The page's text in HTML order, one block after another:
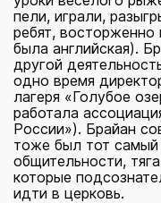
пели, играли,
ребят,
была английская).
другой
одно время
лагеря «Голубое
работала
России»). Брайан
тоже был тот самый
общительности,
которые
идти в церковь.